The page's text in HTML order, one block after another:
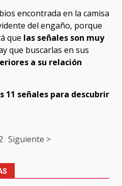
encontrada en la camisa
del engaño, porque
que las señales son muy
que buscarlas en sus
a su relación
11 señales para descubrir
Siguiente >